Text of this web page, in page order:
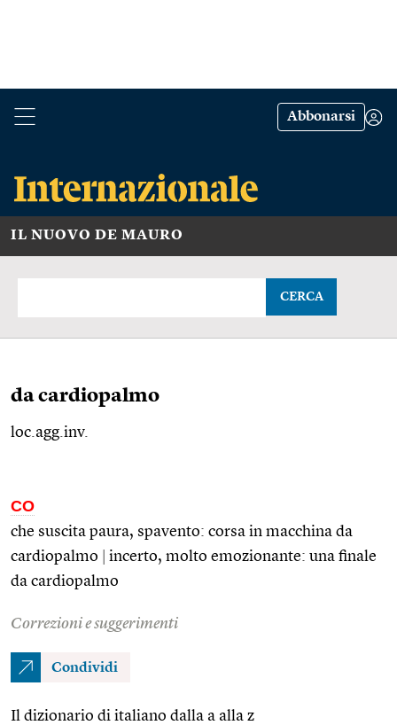
Abbonarsi
IL NUOVO DE MAURO
CERCA
da cardiopalmo
loc.agg.inv.
CO
che suscita paura, spavento: corsa in macchina da
cardiopalmo
incerto, molto emozionante: una finale
da cardiopalmo
Correzioni e suggerimenti
Condividi
Il dizionario di italiano dalla a alla z